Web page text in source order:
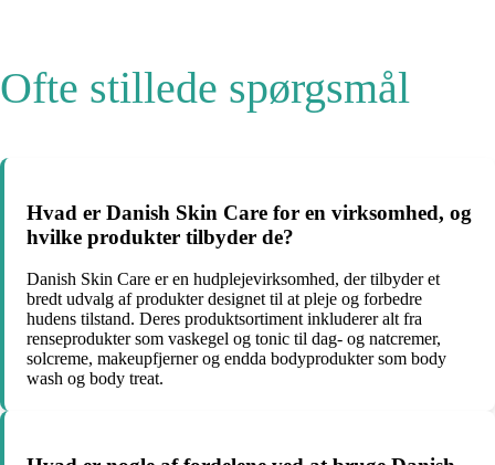
Ofte stillede spørgsmål
Hvad er Danish Skin Care for en virksomhed, og
hvilke produkter tilbyder de?
Danish Skin Care er en hudplejevirksomhed, der tilbyder et
bredt udvalg af produkter designet til at pleje og forbedre
hudens tilstand. Deres produktsortiment inkluderer alt fra
renseprodukter som vaskegel og tonic til dag- og natcremer,
solcreme, makeupfjerner og endda bodyprodukter som body
wash og body treat.